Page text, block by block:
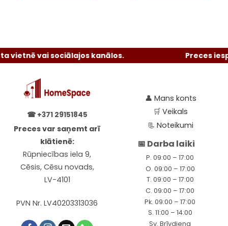
vai sociālajos kanālos. Preces
☎ +371 29151845
Preces var saņemt arī
klātienē:
Rūpniecības iela 9,
Cēsis, Cēsu novads,
LV-4101
PVN Nr. LV40203313036
👤 Mans konts
🛒Veikals
📃Noteikumi
📅 Darba laiki
P. 09:00 – 17:00
O. 09:00 – 17:00
T. 09:00 – 17:00
C. 09:00 – 17:00
Pk. 09:00 – 17:00
S. 11:00 – 14:00
Sv. Brīvdiena